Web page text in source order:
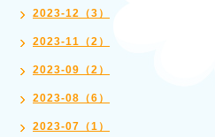
2023-12（3）
2023-11（2）
2023-09（2）
2023-08（6）
2023-07（1）